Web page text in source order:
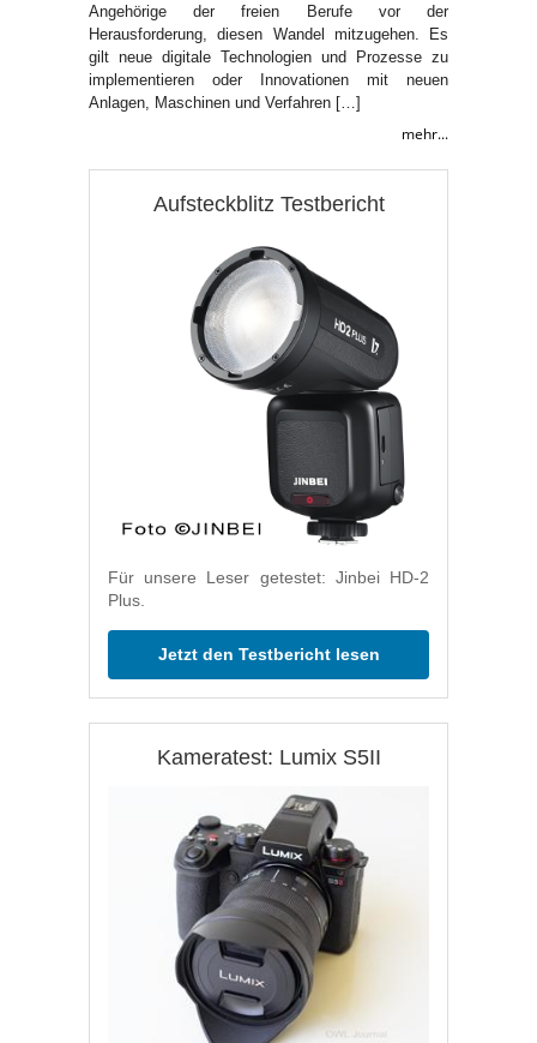
Angehörige der freien Berufe vor der
Herausforderung, diesen Wandel mitzugehen. Es
gilt neue digitale Technologien und Prozesse zu
implementieren oder Innovationen mit neuen
Anlagen, Maschinen und Verfahren […]
mehr...
Aufsteckblitz Testbericht
Für unsere Leser getestet: Jinbei HD-2
Plus.
Jetzt den Testbericht lesen
Kameratest: Lumix S5II